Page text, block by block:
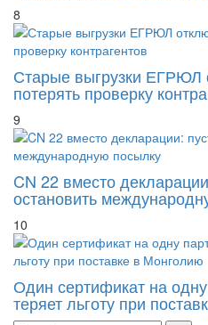
8
Старые выгрузки ЕГРЮЛ
потерять проверку
9
CN 22 вместо
остановить
10
Один сертификат на
теряет льготу при